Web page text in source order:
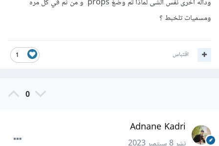
ومسميات تلخبط ؟
1 اقتباس
0
Adnane Kadri